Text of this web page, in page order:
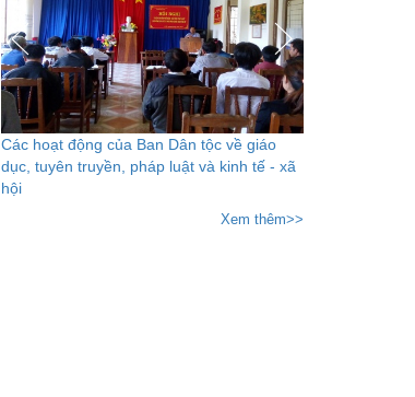
Các hoạt động của Ban Dân tộc về giáo
dục, tuyên truyền, pháp luật và kinh tế - xã
hội
Xem thêm>>